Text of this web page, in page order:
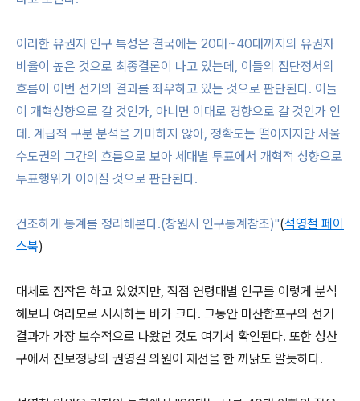
이러한 유권자 인구 특성은 결국에는 20대~40대까지의 유권자
비율이 높은 것으로 최종결론이 나고 있는데, 이들의 집단정서의
흐름이 이번 선거의 결과를 좌우하고 있는 것으로 판단된다. 이들
이 개혁성향으로 갈 것인가, 아니면 이대로 경향으로 갈 것인가 인
데. 계급적 구분 분석을 가미하지 않아, 정확도는 떨어지지만 서울
수도권의 그간의 흐름으로 보아 세대별 투표에서 개혁적 성향으로
투표행위가 이어질 것으로 판단된다.
건조하게 통계를 정리해본다.(창원시 인구통계참조)"(석영철 페이
스북)
대체로 짐작은 하고 있었지만, 직접 연령대별 인구를 이렇게 분석
해보니 여러모로 시사하는 바가 크다. 그동안 마산합포구의 선거
결과가 가장 보수적으로 나왔던 것도 여기서 확인된다. 또한 성산
구에서 진보정당의 권영길 의원이 재선을 한 까닭도 알듯하다.